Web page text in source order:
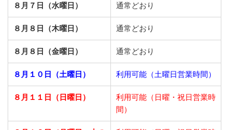
８月７日（水曜日） 通常どおり
８月８日（木曜日） 通常どおり
８月８日（金曜日） 通常どおり
８月１０日（土曜日） 利用可能（土曜日営業時間）
８月１１日（日曜日）
利用可能（日曜・祝日営業時
間）